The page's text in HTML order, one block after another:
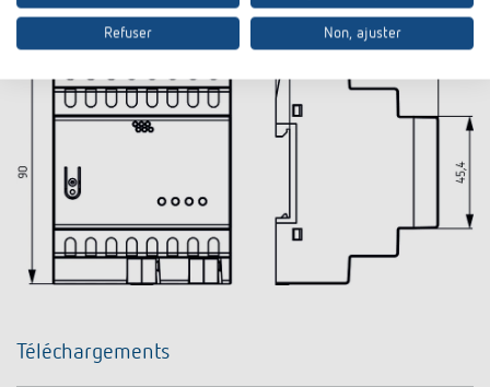
Téléchargements
Refuser Non, ajuster